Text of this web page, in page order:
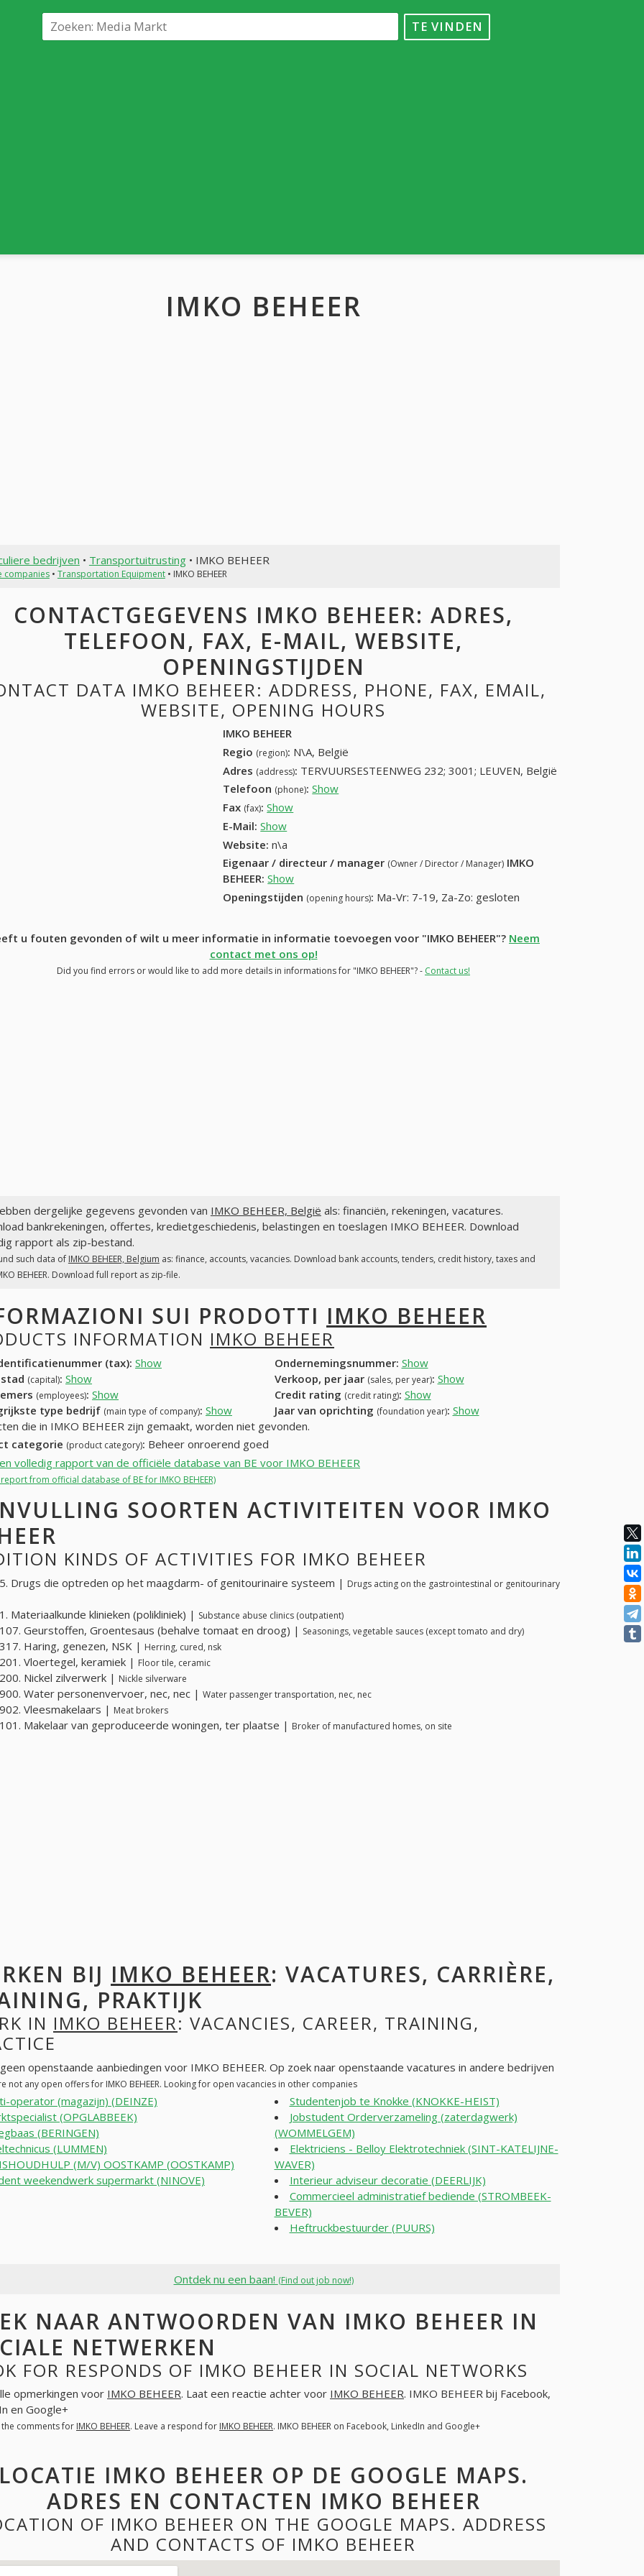
TE VINDEN
IMKO BEHEER
bedrijven • Transportuitrusting• IMKO BEHEER
companies• Transportation Equipment• IMKO BEHEER
CONTACTGEGEVENS IMKO BEHEER: ADRES,
TELEFOON, FAX, E-MAIL, WEBSITE,
OPENINGSTIJDEN
DATA IMKO BEHEER: ADDRESS, PHONE, FAX, EMAIL,
WEBSITE, OPENING HOURS
IMKO BEHEER
Regio (region): N\A, België
Adres (address): TERVUURSESTEENWEG 232; 3001; LEUVEN, België
Telefoon (phone): Show
Fax (fax): Show
E-Mail: Show
Website: n\a
Eigenaar / directeur / manager (Owner / Director / Manager) IMKO
BEHEER: Show
Openingstijden (opening hours): Ma-Vr: 7-19, Za-Zo: gesloten
u fouten gevonden of wilt u meer informatie in informatie toevoegen voor "IMKO BEHEER"? Neem
contact met ons op!
Did you find errors or would like to add more details in informations for "IMKO BEHEER"? - Contact us!
dergelijke gegevens gevonden van IMKO BEHEER, België als: financiën, rekeningen, vacatures.
bankrekeningen, offertes, kredietgeschiedenis, belastingen en toeslagen IMKO BEHEER. Download
rapport als zip-bestand.
such data of IMKO BEHEER, Belgium as: finance, accounts, vacancies. Download bank accounts, tenders, credit history, taxes and
BEHEER. Download full report as zip-file.
SUI PRODOTTI IMKO BEHEER
INFORMATION IMKO BEHEER
(tax): Show Ondernemingsnummer: Show
(capital): Show Verkoop, per jaar (sales, per year): Show
(employees): Show Credit rating (credit rating): Show
type bedrijf (main type of company): Show Jaar van oprichting (foundation year): Show
die in IMKO BEHEER zijn gemaakt, worden niet gevonden.
categorie (product category): Beheer onroerend goed
volledig rapport van de officiële database van BE voor IMKO BEHEER
from official database of BE for IMKO BEHEER)
SOORTEN ACTIVITEITEN VOOR IMKO
KINDS OF ACTIVITIES FOR IMKO BEHEER
Drugs die optreden op het maagdarm- of genitourinaire systeem | Drugs acting on the gastrointestinal or genitourinary
Materiaalkunde klinieken (polikliniek) | Substance abuse clinics (outpatient)
Geurstoffen, Groentesaus (behalve tomaat en droog) | Seasonings, vegetable sauces (except tomato and dry)
Haring, genezen, NSK | Herring, cured, nsk
Vloertegel, keramiek | Floor tile, ceramic
Nickel zilverwerk | Nickle silverware
Water personenvervoer, nec, nec | Water passenger transportation, nec, nec
Vleesmakelaars | Meat brokers
Makelaar van geproduceerde woningen, ter plaatse | Broker of manufactured homes, on site
BIJ IMKO BEHEER: VACATURES, CARRIÈRE,
PRAKTIJK
IN IMKO BEHEER: VACANCIES, CAREER, TRAINING,
openstaande aanbiedingen voor IMKO BEHEER. Op zoek naar openstaande vacatures in andere bedrijven
not any open offers for IMKO BEHEER. Looking for open vacancies in other companies
operator (magazijn) (DEINZE)
(OPGLABBEEK)
(BERINGEN)
(LUMMEN)
(M/V) OOSTKAMP (OOSTKAMP)
weekendwerk supermarkt (NINOVE)
Studentenjob te Knokke (KNOKKE-HEIST)
Jobstudent Orderverzameling (zaterdagwerk)
(WOMMELGEM)
Elektriciens - Belloy Elektrotechniek (SINT-KATELIJNE-
WAVER)
Interieur adviseur decoratie (DEERLIJK)
Commercieel administratief bediende (STROMBEEK-
BEVER)
Heftruckbestuurder (PUURS)
Ontdek nu een baan! (Find out job now!)
NAAR ANTWOORDEN VAN IMKO BEHEER IN
NETWERKEN
FOR RESPONDS OF IMKO BEHEER IN SOCIAL NETWORKS
opmerkingen voor IMKO BEHEER. Laat een reactie achter voor IMKO BEHEER. IMKO BEHEER bij Facebook,
en Google+
the comments for IMKO BEHEER. Leave a respond for IMKO BEHEER. IMKO BEHEER on Facebook, LinkedIn and Google+
IMKO BEHEER OP DE GOOGLE MAPS.
ADRES EN CONTACTEN IMKO BEHEER
OF IMKO BEHEER ON THE GOOGLE MAPS. ADDRESS
AND CONTACTS OF IMKO BEHEER